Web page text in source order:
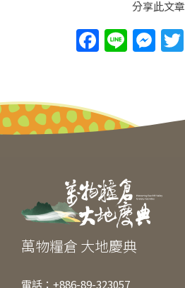
分享此文章
F
a
e
b
o
k
Li
n
M
e
n
萬物糧倉 大地慶典
電話：+886-89-323057